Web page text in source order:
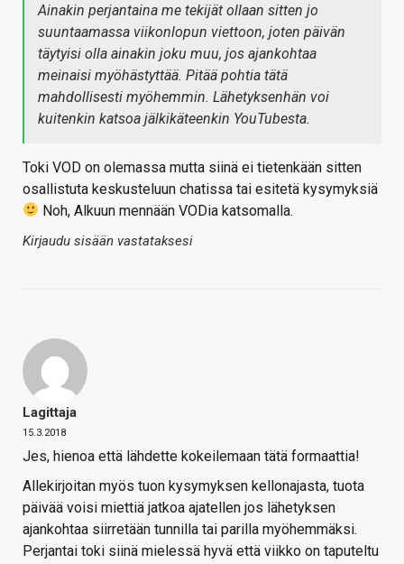
Ainakin perjantaina me tekijät ollaan sitten jo
suuntaamassa viikonlopun viettoon, joten päivän
täytyisi olla ainakin joku muu, jos ajankohtaa
meinaisi myöhästyttää. Pitää pohtia tätä
mahdollisesti myöhemmin. Lähetyksenhän voi
kuitenkin katsoa jälkikäteenkin YouTubesta.
Toki VOD on olemassa mutta siinä ei tietenkään sitten
osallistuta keskusteluun chatissa tai esitetä kysymyksiä
Noh, Alkuun mennään VODia katsomalla.
Kirjaudu sisään vastataksesi
Lagittaja
15.3.2018
Jes, hienoa että lähdette kokeilemaan tätä formaattia!
Allekirjoitan myös tuon kysymyksen kellonajasta, tuota
päivää voisi miettiä jatkoa ajatellen jos lähetyksen
ajankohtaa siirretään tunnilla tai parilla myöhemmäksi.
Perjantai toki siinä mielessä hyvä että viikko on taputeltu